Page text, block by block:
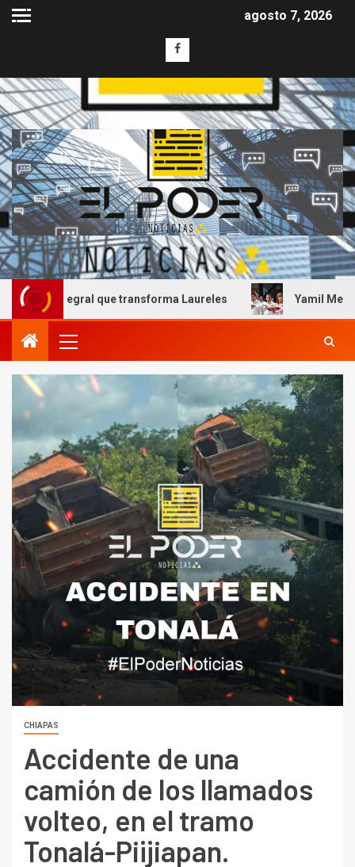
agosto 7, 2026
que transforma Laureles Yamil Melgar honra
CHIAPAS
Accidente de una
camión de los llamados
volteo, en el tramo
Tonalá-Piijiapan.